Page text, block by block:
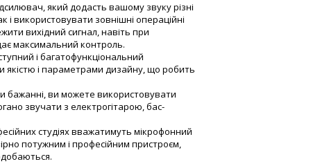
який додасть вашому звуку різні
використовувати зовнішні операційні
вихідний сигнал, навіть при
максимальний контроль.
і багатофункціональний
і параметрами дизайну, що робить
бажанні, ви можете використовувати
звучати з електрогітарою, бас-
студіях вважатимуть мікрофонний
потужним і професійним пристроєм,